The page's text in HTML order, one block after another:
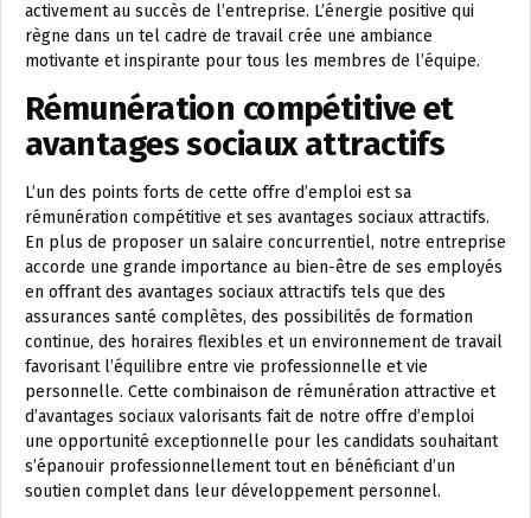
activement au succès de l’entreprise. L’énergie positive qui
règne dans un tel cadre de travail crée une ambiance
motivante et inspirante pour tous les membres de l’équipe.
Rémunération compétitive et
avantages sociaux attractifs
L’un des points forts de cette offre d’emploi est sa
rémunération compétitive et ses avantages sociaux attractifs.
En plus de proposer un salaire concurrentiel, notre entreprise
accorde une grande importance au bien-être de ses employés
en offrant des avantages sociaux attractifs tels que des
assurances santé complètes, des possibilités de formation
continue, des horaires flexibles et un environnement de travail
favorisant l’équilibre entre vie professionnelle et vie
personnelle. Cette combinaison de rémunération attractive et
d’avantages sociaux valorisants fait de notre offre d’emploi
une opportunité exceptionnelle pour les candidats souhaitant
s’épanouir professionnellement tout en bénéficiant d’un
soutien complet dans leur développement personnel.